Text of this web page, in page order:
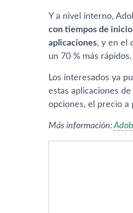
Y a nivel interno,
con tiempos de inicio
aplicaciones, y en el
un 70 % más rápidos.
Los interesados ya
estas aplicaciones
opciones, el precio a
Más información: